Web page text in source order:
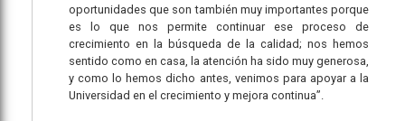
oportunidades que son también muy importantes porque
es lo que nos permite continuar ese proceso de
crecimiento en la búsqueda de la calidad; nos hemos
sentido como en casa, la atención ha sido muy generosa,
y como lo hemos dicho antes, venimos para apoyar a la
Universidad en el crecimiento y mejora continua”.